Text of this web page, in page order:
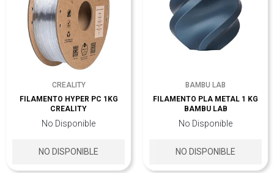
CREALITY
FILAMENTO HYPER PC 1KG
CREALITY
No Disponible
NO DISPONIBLE
BAMBU LAB
FILAMENTO PLA METAL 1 KG
BAMBU LAB
No Disponible
NO DISPONIBLE